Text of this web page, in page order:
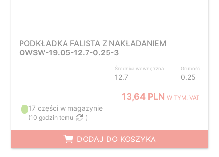
PODKŁADKA FALISTA Z NAKŁADANIEM
OWSW-19.05-12.7-0.25-3
Średnica wewnętrzna
12.7
Grubość
0.25
13,64 PLNW TYM. VAT
17 części w magazynie
(10 godzin temu )
DODAJ DO KOSZYKA